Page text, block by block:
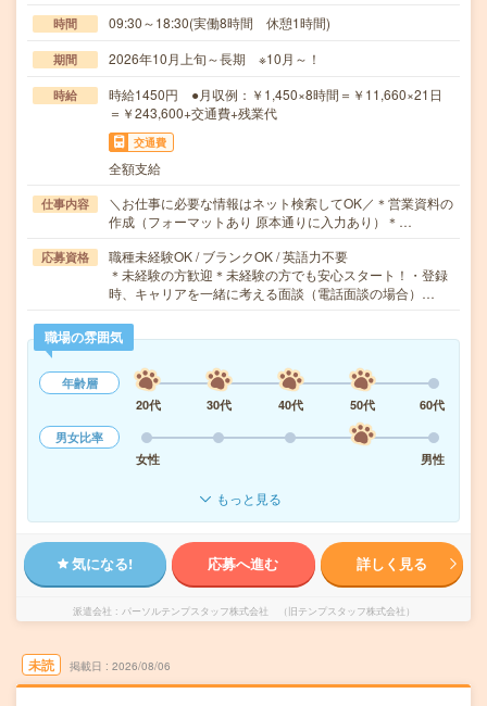
時間 09:30～18:30(実働8時間 休憩1時間)
期間 2026年10月上旬～長期 ※10月～！
時給
時給1450円 ●月収例：￥1,450×8時間＝￥11,660×21日
＝￥243,600+交通費+残業代
交通費
全額支給
仕事内容
＼お仕事に必要な情報はネット検索してOK／＊営業資料の
作成（フォーマットあり 原本通りに入力あり）＊…
応募資格
職種未経験OK / ブランクOK / 英語力不要
＊未経験の方歓迎＊未経験の方でも安心スタート！・登録
時、キャリアを一緒に考える面談（電話面談の場合）…
職場の雰囲気
年齢層
20代
30代 40代 50代
60代
男女比率
女性
男性
もっと見る
気になる! 応募へ進む 詳しく見る
派遣会社 パーソルテンプスタッフ株式会社 （旧テンプスタッフ株式会社）
未読 掲載日 2026/08/06